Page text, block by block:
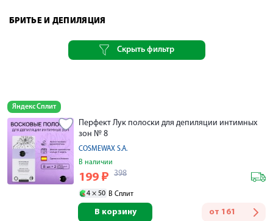
БРИТЬЕ И ДЕПИЛЯЦИЯ
Скрыть фильтр
Яндекс Сплит
Перфект Лук полоски для депиляции интимных
зон № 8
COSMEWAX S.A.
В наличии
199 ₽ 398
4 × 50 В Сплит
от 161
В корзину